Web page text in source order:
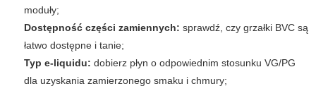
moduły;
Dostępność części zamiennych: sprawdź, czy grzałki BVC są
łatwo dostępne i tanie;
Typ e-liquidu: dobierz płyn o odpowiednim stosunku VG/PG
dla uzyskania zamierzonego smaku i chmury;